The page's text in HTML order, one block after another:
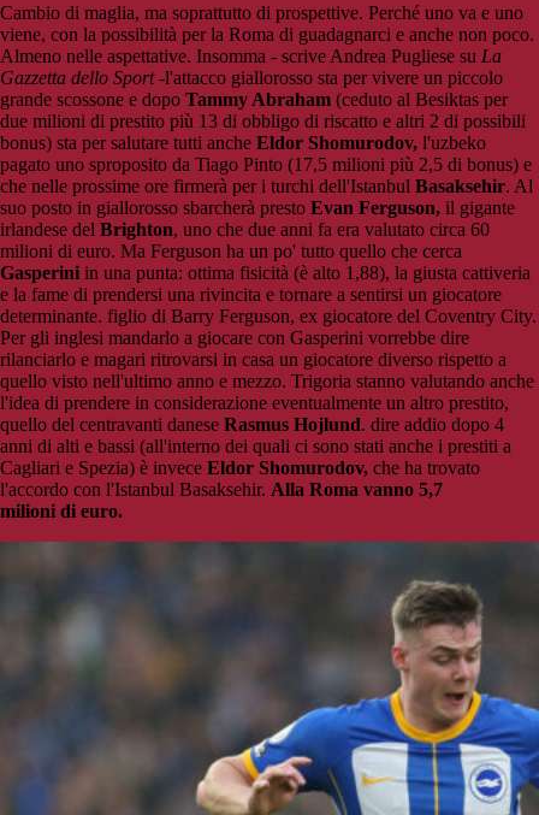
Cambio di maglia, ma soprattutto di prospettive. Perché uno va e uno
viene, con la possibilità per la Roma di guadagnarci e anche non poco.
Almeno nelle aspettative. Insomma - scrive Andrea Pugliese su La
Gazzetta dello Sport-l'attacco giallorosso sta per vivere un piccolo
grande scossone e dopo Tammy Abraham (ceduto al Besiktas per
due milioni di prestito più 13 di obbligo di riscatto e altri 2 di possibili
bonus) sta per salutare tutti anche Eldor Shomurodov, l'uzbeko
pagato uno sproposito da Tiago Pinto (17,5 milioni più 2,5 di bonus) e
che nelle prossime ore firmerà per i turchi dell'Istanbul Basaksehir. Al
suo posto in giallorosso sbarcherà presto Evan Ferguson, il gigante
irlandese del Brighton, uno che due anni fa era valutato circa 60
milioni di euro. Ma Ferguson ha un po' tutto quello che cerca
Gasperini in una punta: ottima fisicità (è alto 1,88), la giusta cattiveria
e la fame di prendersi una rivincita e tornare a sentirsi un giocatore
determinante. figlio di Barry Ferguson, ex giocatore del Coventry City.
Per gli inglesi mandarlo a giocare con Gasperini vorrebbe dire
rilanciarlo e magari ritrovarsi in casa un giocatore diverso rispetto a
quello visto nell'ultimo anno e mezzo. Trigoria stanno valutando anche
l'idea di prendere in considerazione eventualmente un altro prestito,
quello del centravanti danese Rasmus Hojlund. dire addio dopo 4
anni di alti e bassi (all'interno dei quali ci sono stati anche i prestiti a
Cagliari e Spezia) è invece Eldor Shomurodov, che ha trovato
l'accordo con l'Istanbul Basaksehir. Alla Roma vanno 5,7
milioni di euro.